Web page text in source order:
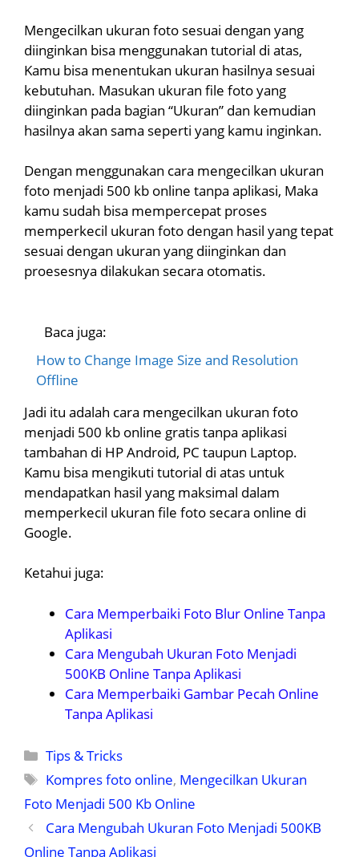
Mengecilkan ukuran foto sesuai dengan yang
diinginkan bisa menggunakan tutorial di atas,
Kamu bisa menentukan ukuran hasilnya sesuai
kebutuhan. Masukan ukuran file foto yang
diinginkan pada bagian “Ukuran” dan kemudian
hasilnya akan sama seperti yang kamu inginkan.
Dengan menggunakan cara mengecilkan ukuran
foto menjadi 500 kb online tanpa aplikasi, Maka
kamu sudah bisa mempercepat proses
memperkecil ukuran foto dengan hasil yang tepat
sesuai dengan ukuran yang diinginkan dan
proesesnya dilakukan secara otomatis.
Baca juga:
How to Change Image Size and Resolution
Offline
Jadi itu adalah cara mengecilkan ukuran foto
menjadi 500 kb online gratis tanpa aplikasi
tambahan di HP Android, PC taupun Laptop.
Kamu bisa mengikuti tutorial di atas untuk
mendapatkan hasil yang maksimal dalam
memperkecil ukuran file foto secara online di
Google.
Ketahui juga:
Cara Memperbaiki Foto Blur Online Tanpa
Aplikasi
Cara Mengubah Ukuran Foto Menjadi
500KB Online Tanpa Aplikasi
Cara Memperbaiki Gambar Pecah Online
Tanpa Aplikasi
Kategori
Tips & Tricks
Tag
Kompres foto online, Mengecilkan Ukuran
Foto Menjadi 500 Kb Online
Cara Mengubah Ukuran Foto Menjadi 500KB
Online Tanpa Aplikasi